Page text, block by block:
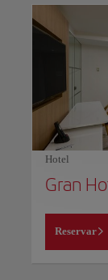
Hotel
Reservar